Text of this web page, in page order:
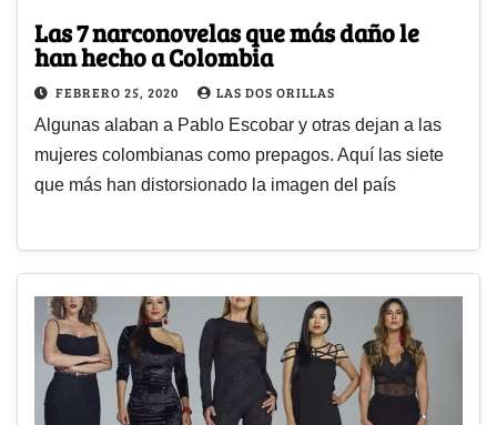
Las 7 narconovelas que más daño le
han hecho a Colombia
FEBRERO 25, 2020 LAS DOS ORILLAS
Algunas alaban a Pablo Escobar y otras dejan a las
mujeres colombianas como prepagos. Aquí las siete
que más han distorsionado la imagen del país